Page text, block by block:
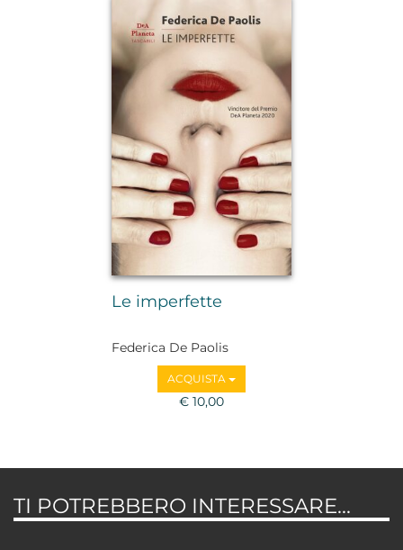
Le imperfette
Federica De Paolis
ACQUISTA
€ 10,00
TI POTREBBERO INTERESSARE...